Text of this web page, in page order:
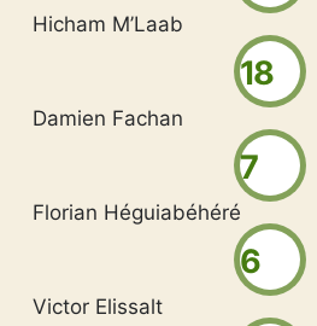
Hicham M’Laab
18
Damien Fachan
7
Florian Héguiabéhéré
6
Victor Elissalt